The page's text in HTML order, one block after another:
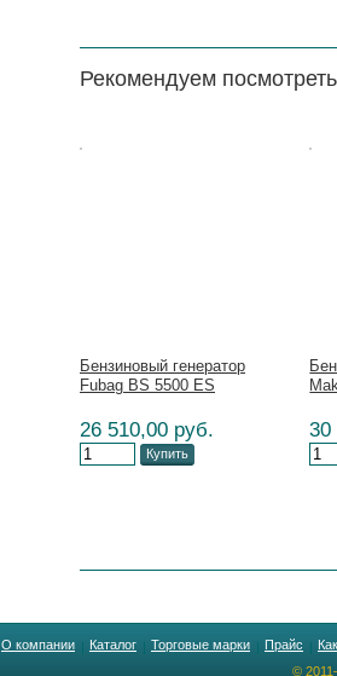
Рекомендуем посмотреть
Бензиновый генератор
Fubag BS 5500 ES
26 510,00 руб.
Купить
30
О компании Каталог Торговые марки Прайс
©